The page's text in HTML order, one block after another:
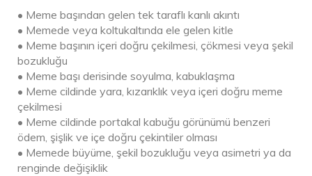
• Meme başından gelen tek taraflı kanlı akıntı
• Memede veya koltukaltında ele gelen kitle
• Meme başının içeri doğru çekilmesi, çökmesi veya şekil
bozukluğu
• Meme başı derisinde soyulma, kabuklaşma
• Meme cildinde yara, kızarıklık veya içeri doğru meme
çekilmesi
• Meme cildinde portakal kabuğu görünümü benzeri
ödem, şişlik ve içe doğru çekintiler olması
• Memede büyüme, şekil bozukluğu veya asimetri ya da
renginde değişiklik